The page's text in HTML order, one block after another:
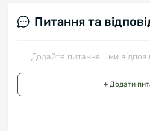
Питання та
Додайте питання, і ми
+ Додати